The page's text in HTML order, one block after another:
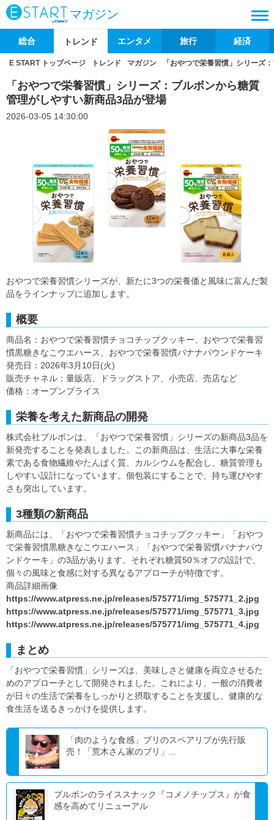
マガジン
総合 トレンド エンタメ 旅行 経済
E START トップページ トレンド マガジン 「おやつで栄養習慣」シリーズ
「おやつで栄養習慣」シリーズ：ブルボンから糖質
管理がしやすい新商品3品が登場
2026-03-05 14:30:00
おやつで栄養習慣シリーズが、新たに3つの栄養価と風味に富んだ製
品をラインナップに追加します。
概要
商品名：おやつで栄養習慣チョコチップクッキー、おやつで栄養習
慣黒糖きなこウエハース、おやつで栄養習慣バナナパウンドケーキ
発売日：2026年3月10日(火)
販売チャネル：量販店、ドラッグストア、小売店、売店など
価格：オープンプライス
栄養を考えた新商品の開発
株式会社ブルボンは、「おやつで栄養習慣」シリーズの新商品3品を
新発売することを発表しました。この新商品は、生活に大事な栄養
素である食物繊維やたんぱく質、カルシウムを配合し、糖質管理も
しやすい設計になっています。個包装にすることで、持ち運びやす
さも突出しています。
3種類の新商品
新商品には、「おやつで栄養習慣チョコチップクッキー」「おやつ
で栄養習慣黒糖きなこウエハース」「おやつで栄養習慣バナナパウ
ンドケーキ」の3品があります。それぞれ糖質50％オフの設計で、
個々の風味と食感に対する異なるアプローチが特徴です。
商品詳細画像
https://www.atpress.ne.jp/releases/575771/img_575771_2.jpg
https://www.atpress.ne.jp/releases/575771/img_575771_3.jpg
https://www.atpress.ne.jp/releases/575771/img_575771_4.jpg
まとめ
「おやつで栄養習慣」シリーズは、美味しさと健康を両立させるた
めのアプローチとして開発されました。これにより、一般の消費者
が日々の生活で栄養をしっかりと摂取することを支援し、健康的な
食生活を送るきっかけを提供します。
「肉のような食感」ブリのスペアリブが先行販
売！「荒木さん家のブリ」...
ブルボンのライススナック『コメノチップス』が食
感を高めてリニューアル